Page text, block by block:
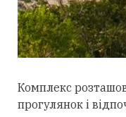
Комплекс
прогулянок і